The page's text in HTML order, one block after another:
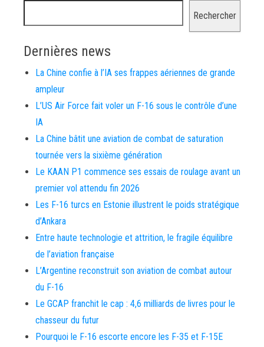
Rechercher
Dernières news
La Chine confie à l’IA ses frappes aériennes de grande
ampleur
L’US Air Force fait voler un F-16 sous le contrôle d’une
IA
La Chine bâtit une aviation de combat de saturation
tournée vers la sixième génération
Le KAAN P1 commence ses essais de roulage avant un
premier vol attendu fin 2026
Les F-16 turcs en Estonie illustrent le poids stratégique
d’Ankara
Entre haute technologie et attrition, le fragile équilibre
de l’aviation française
L’Argentine reconstruit son aviation de combat autour
du F-16
Le GCAP franchit le cap : 4,6 milliards de livres pour le
chasseur du futur
Pourquoi le F-16 escorte encore les F-35 et F-15E